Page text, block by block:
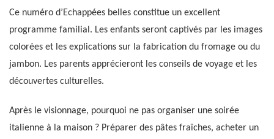
Ce numéro d’Echappées belles constitue un excellent
programme familial. Les enfants seront captivés par les images
colorées et les explications sur la fabrication du fromage ou du
jambon. Les parents apprécieront les conseils de voyage et les
découvertes culturelles.
Après le visionnage, pourquoi ne pas organiser une soirée
italienne à la maison ? Préparer des pâtes fraîches, acheter un